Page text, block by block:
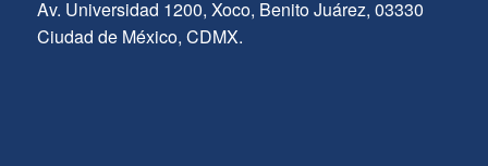
Av. Universidad 1200, Xoco, Benito Juárez, 03330
Ciudad de México, CDMX.